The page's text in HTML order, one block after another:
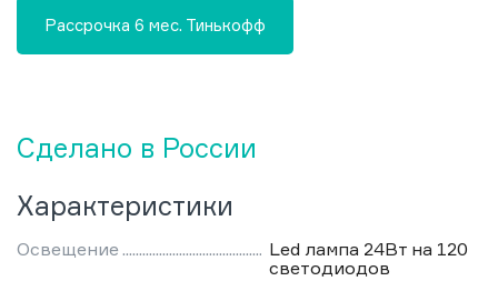
Сделано в России
Характеристики
Освещение
Led лампа 24Вт на 120
светодиодов
Рассрочка 6 мес. Тинькофф